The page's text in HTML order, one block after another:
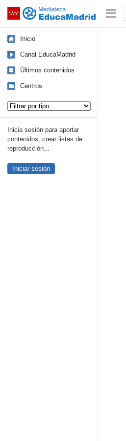
Saltar navegación
Inicio
Canal EducaMadrid
Últimos contenidos
Centros
Inicia sesión para aportar
contenidos, crear listas de
reproducción...
Iniciar sesión